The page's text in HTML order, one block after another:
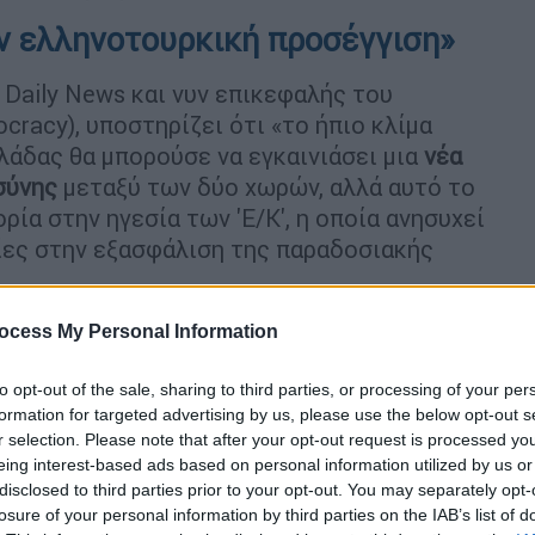
My Personal Information
opt-out of the sale, sharing to third parties, or processing of your
for targeted advertising by us, please use the below opt-out
selection. Please note that after your opt-out request is processed
interest-based ads based on personal information utilized by us
to third parties prior to your opt-out. You may separately
of your personal information by third parties on the IAB’s list of
προσέγγιση»
News και νυν επικεφαλής του
υποστηρίζει ότι «το ήπιο κλίμα
θα μπορούσε να εγκαινιάσει μια νέα
μεταξύ των δύο χωρών, αλλά αυτό το
στην ηγεσία των 'Ε/Κ', η οποία ανησυχεί
στην εξασφάλιση της παραδοσιακής
Μητσοτάκη - Ερντογάν:
τις σχέσεις με τις ΗΠΑ»